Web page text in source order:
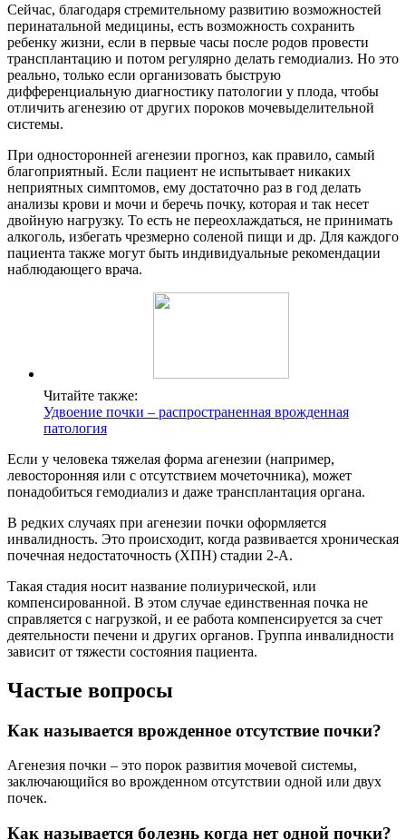
Сейчас, благодаря стремительному развитию возможностей
перинатальной медицины, есть возможность сохранить
ребенку жизни, если в первые часы после родов провести
трансплантацию и потом регулярно делать гемодиализ. Но это
реально, только если организовать быструю
дифференциальную диагностику патологии у плода, чтобы
отличить агенезию от других пороков мочевыделительной
системы.
При односторонней агенезии прогноз, как правило, самый
благоприятный. Если пациент не испытывает никаких
неприятных симптомов, ему достаточно раз в год делать
анализы крови и мочи и беречь почку, которая и так несет
двойную нагрузку. То есть не переохлаждаться, не принимать
алкоголь, избегать чрезмерно соленой пищи и др. Для каждого
пациента также могут быть индивидуальные рекомендации
наблюдающего врача.
Читайте также:
Удвоение почки – распространенная врожденная
патология
Если у человека тяжелая форма агенезии (например,
левосторонняя или с отсутствием мочеточника), может
понадобиться гемодиализ и даже трансплантация органа.
В редких случаях при агенезии почки оформляется
инвалидность. Это происходит, когда развивается хроническая
почечная недостаточность (ХПН) стадии 2-А.
Такая стадия носит название полиурической, или
компенсированной. В этом случае единственная почка не
справляется с нагрузкой, и ее работа компенсируется за счет
деятельности печени и других органов. Группа инвалидности
зависит от тяжести состояния пациента.
Частые вопросы
Как называется врожденное отсутствие почки?
Агенезия почки – это порок развития мочевой системы,
заключающийся во врожденном отсутствии одной или двух
почек.
Как называется болезнь когда нет одной почки?